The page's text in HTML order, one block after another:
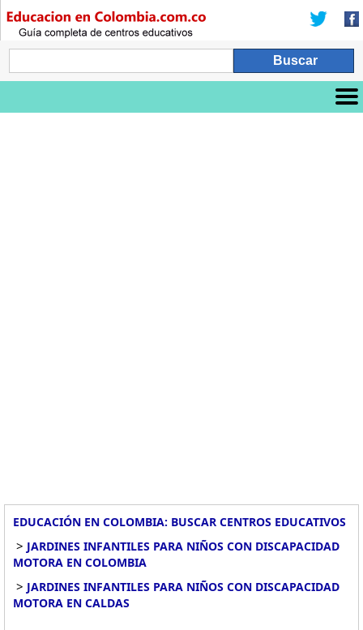
EDUCACIÓN EN COLOMBIA: BUSCAR CENTROS EDUCATIVOS
> JARDINES INFANTILES PARA NIÑOS CON DISCAPACIDAD
MOTORA EN COLOMBIA
> JARDINES INFANTILES PARA NIÑOS CON DISCAPACIDAD
MOTORA EN CALDAS